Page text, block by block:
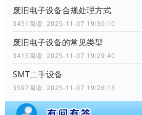
废旧电子设备合规处理方式
3451阅读 2025-11-07 19:30:10
废旧电子设备的常见类型
3415阅读 2025-11-07 19:29:40
SMT二手设备
3597阅读 2025-11-07 19:26:13